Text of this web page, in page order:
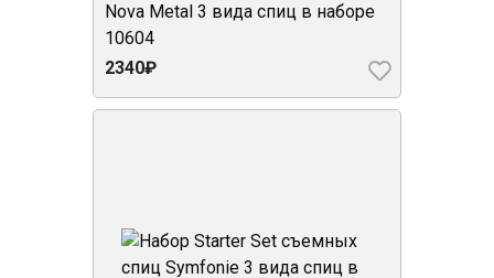
Nova Metal 3 вида спиц в наборе
10604
2340₽